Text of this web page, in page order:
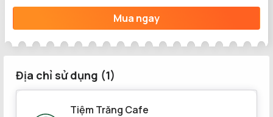
Mua ngay
Địa chỉ sử dụng (1)
Tiệm Trăng Cafe